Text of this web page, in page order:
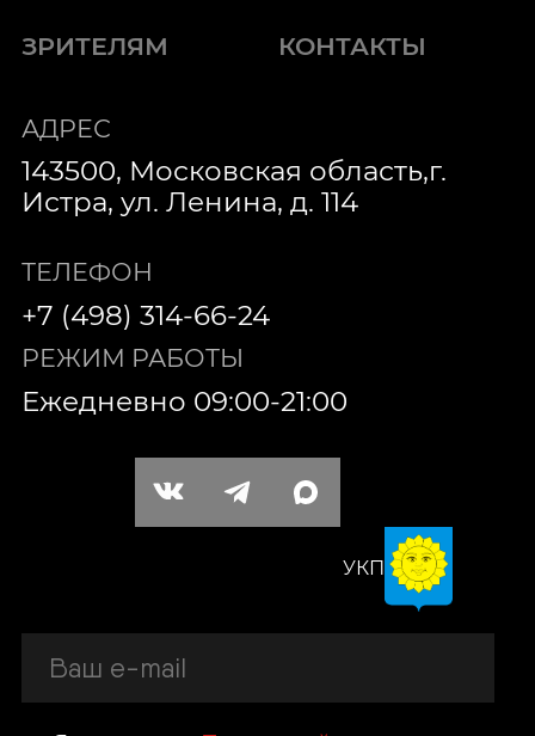
ЗРИТЕЛЯМ КОНТАКТЫ
АДРЕС
143500, Московская область,г.
Истра, ул. Ленина, д. 114
ТЕЛЕФОН
+7 (498) 314-66-24
РЕЖИМ РАБОТЫ
Ежедневно 09:00-21:00
УКП